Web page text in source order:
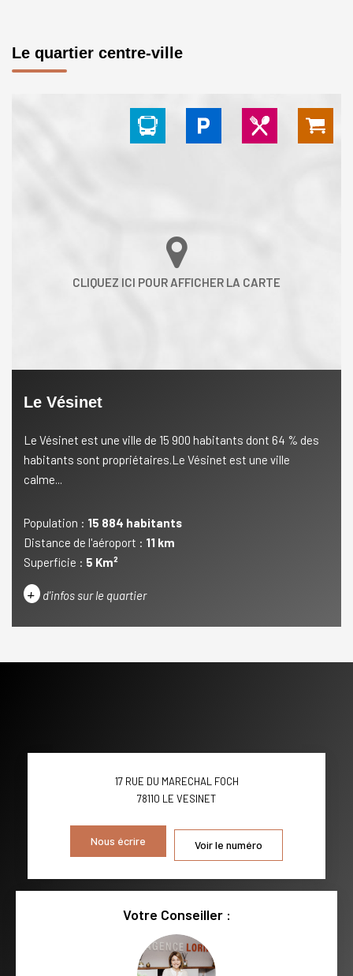
Le quartier centre-ville
Le Vésinet
Le Vésinet est une ville de 15 900 habitants dont 64 % des
habitants sont propriétaires.Le Vésinet est une ville
calme...
Population : 15 884 habitants
Distance de l'aéroport : 11 km
Superficie : 5 Km²
+ d'infos sur le quartier
VOITURE
RÉSULTATS DES LYCÉES ECOLES ET CRÈCHES
RESTAURANTS ET CAFÉS COMMERCES
17 RUE DU MARECHAL FOCH
78110 LE VESINET
Nous écrire Voir le numéro
Votre Conseiller :